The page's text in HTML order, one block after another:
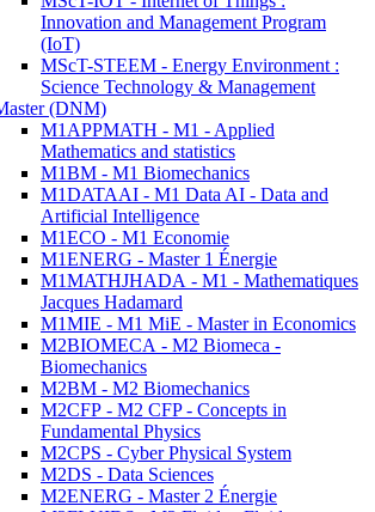
Innovation and Management Program
(IoT)
MScT-STEEM - Energy Environment :
Science Technology & Management
(DNM)
M1APPMATH - M1 - Applied
Mathematics and statistics
M1BM - M1 Biomechanics
M1DATAAI - M1 Data AI - Data and
Artificial Intelligence
M1ECO - M1 Economie
M1ENERG - Master 1 Énergie
M1MATHJHADA - M1 - Mathematiques
Jacques Hadamard
M1MIE - M1 MiE - Master in Economics
M2BIOMECA - M2 Biomeca -
Biomechanics
M2BM - M2 Biomechanics
M2CFP - M2 CFP - Concepts in
Fundamental Physics
M2CPS - Cyber Physical System
M2DS - Data Sciences
M2ENERG - Master 2 Énergie